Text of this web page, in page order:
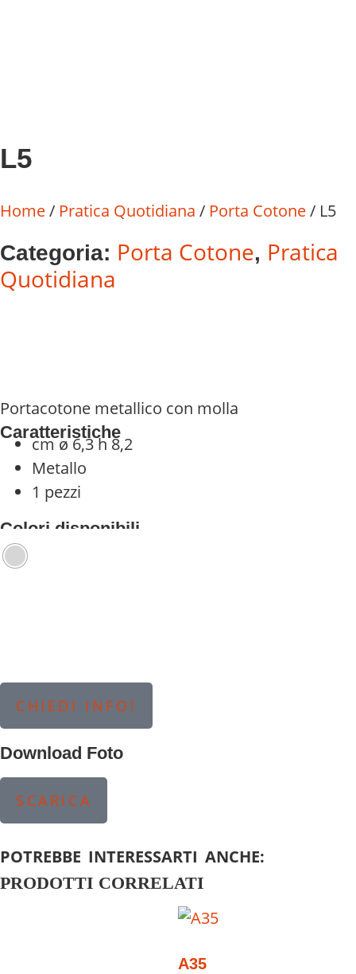
L5
Home/ Pratica Quotidiana / Porta Cotone/ L5
Categoria: Porta Cotone, Pratica
Quotidiana
Portacotone metallico con molla
Caratteristiche
cm ø 6,3 h 8,2
Metallo
1 pezzi
Colori disponibili
CHIEDI INFO!
Download Foto
SCARICA
POTREBBE INTERESSARTI ANCHE:
PRODOTTI CORRELATI
A35